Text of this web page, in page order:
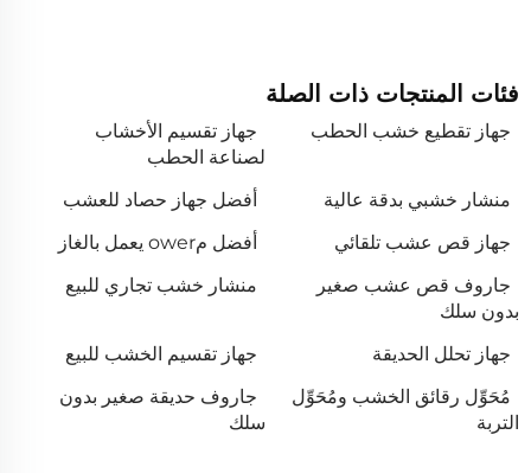
فئات المنتجات ذات الصلة
جهاز تقطيع خشب الحطب
جهاز تقسيم الأخشاب
لصناعة الحطب
منشار خشبي بدقة عالية
أفضل جهاز حصاد للعشب
جهاز قص عشب تلقائي
أفضل مower يعمل بالغاز
جاروف قص عشب صغير
بدون سلك
منشار خشب تجاري للبيع
جهاز تحلل الحديقة
جهاز تقسيم الخشب للبيع
مُحَوِّل رقائق الخشب ومُحَوِّل
التربة
جاروف حديقة صغير بدون
سلك